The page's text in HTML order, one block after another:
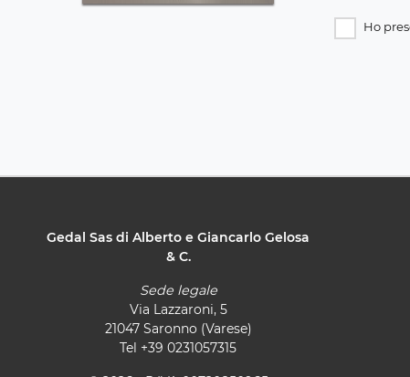
Ho
Gedal Sas di Alberto e Giancarlo Gelosa
& C.
Sede legale
Via Lazzaroni, 5
21047 Saronno (Varese)
Tel +39 0231057315